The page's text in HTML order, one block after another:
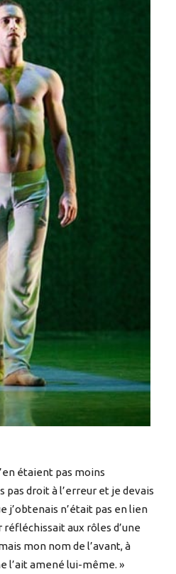
étaient pas moins
pas droit à l’erreur et je devais
j’obtenais n’était pas en lien
aux rôles d’une
mon nom de l’avant, à
l’ait amené lui-même. »